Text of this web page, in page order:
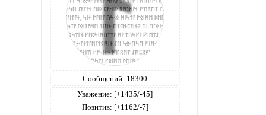
Сообщений: 18300
Уважение: [+1435/-45]
Позитив: [+1162/-7]